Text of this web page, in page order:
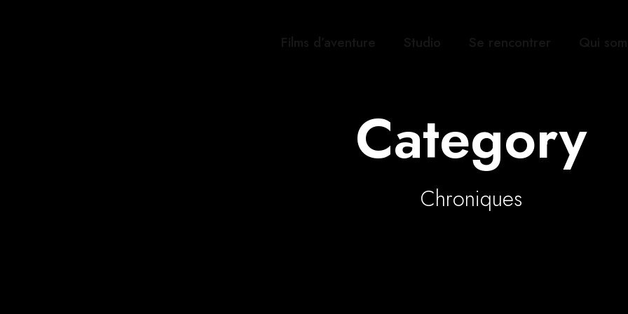
Category
Chroniques